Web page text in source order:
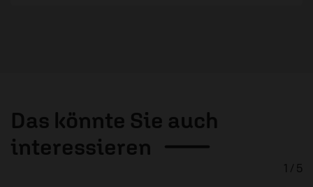
Das könnte Sie auch
interessieren
1 / 5